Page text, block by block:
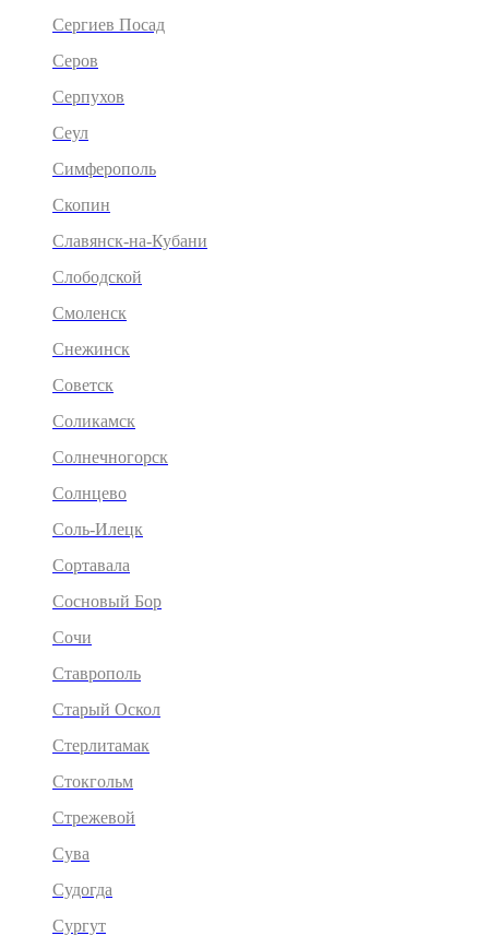
Сергиев Посад
Серов
Серпухов
Сеул
Симферополь
Скопин
Славянск-на-Кубани
Слободской
Смоленск
Снежинск
Советск
Соликамск
Солнечногорск
Солнцево
Соль-Илецк
Сортавала
Сосновый Бор
Сочи
Ставрополь
Старый Оскол
Стерлитамак
Стокгольм
Стрежевой
Сува
Судогда
Сургут